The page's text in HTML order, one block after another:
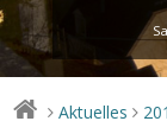
> Aktuelles >